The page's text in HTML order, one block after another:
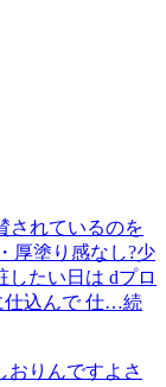
されているのを
厚塗り感なし?少
たい日は dプロ
仕込んで 仕…続